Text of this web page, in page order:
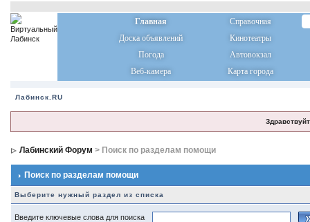
Главная
Справочная
Доска объявлений
Кинотеатры
Погода
Автовокзал
Веб-камера
Карта города
Лабинск.RU
Лабинский Форум > Поиск по разделам помощи
Поиск по разделам помощи
Выберите нужный раздел из списка
Введите ключевые слова для поиска